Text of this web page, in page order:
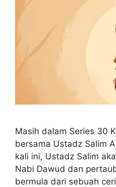
Masih dalam Series 30
bersama Ustadz Salim
kali ini, Ustadz Salim
Nabi Dawud dan
bermula dari sebuah